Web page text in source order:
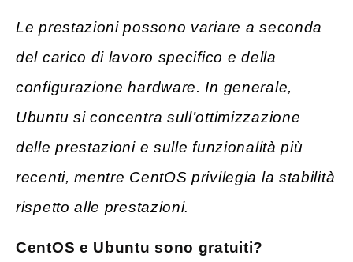
Le prestazioni possono variare a seconda
del carico di lavoro specifico e della
configurazione hardware. In generale,
Ubuntu si concentra sull’ottimizzazione
delle prestazioni e sulle funzionalità più
recenti, mentre CentOS privilegia la stabilità
rispetto alle prestazioni.
CentOS e Ubuntu sono gratuiti?